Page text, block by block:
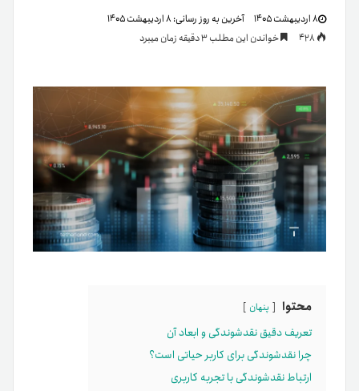
۸ اردیبهشت ۱۴۰۵ آخرین به روز رسانی:۸ اردیبهشت ۱۴۰۵
خواندن این مطلب 3 دقیقه زمان میبرد
محتوا پنهان
تعریف دقیق نقدشوندگی و ابعاد آن
چرا نقدشوندگی برای کاربر حیاتی است؟
ارتباط نقدشوندگی با تجربه کاربری